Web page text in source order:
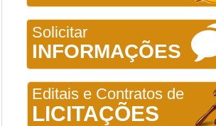
Solicitar
INFORMAÇÕES
Editais e Contratos de
LICITAÇÕES